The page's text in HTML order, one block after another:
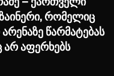
რომელიც
წარმატებას
არ აფერხებს